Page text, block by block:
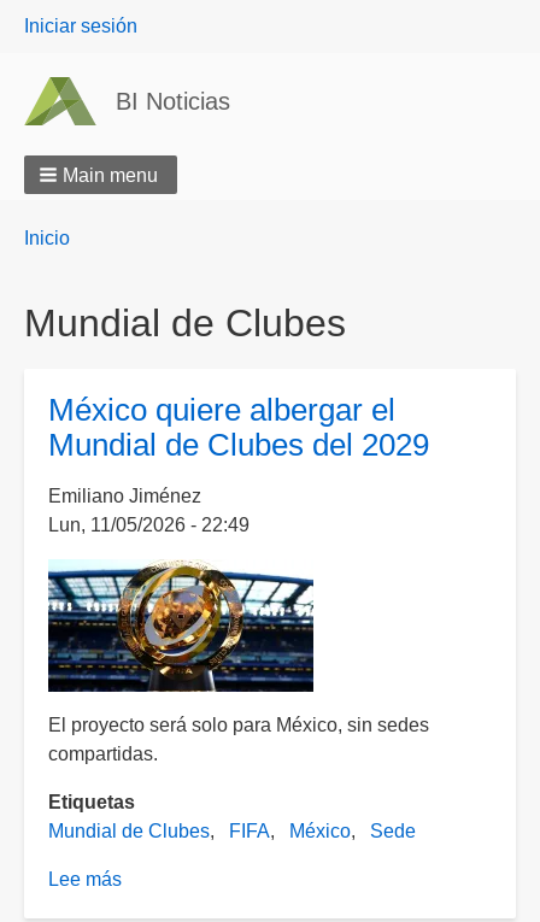
User
Iniciar sesión
BI Noticias
Main menu
Breadcrumbs
You
Inicio
Mundial de Clubes
México quiere albergar el
Mundial de Clubes del 2029
Emiliano Jiménez
Lun, 11/05/2026 - 22:49
El proyecto será solo para México, sin sedes
compartidas.
Etiquetas
Mundial de Clubes
FIFA México Sede
Lee más